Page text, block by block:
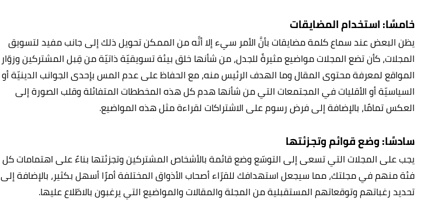
خامسًا: استخدام المضايقات
يظن البعض عند سماع كلمة مضايقات بأنَّ الأمر سيء إلا أنَّه من الممكن تحويل ذلك إلى جانب مفيد لتسويق
المجلات، كأن تضع المجلات مواضيع مثيرةً للجدل، من شأنها خلق بيئة تسويقيّة ذاتيّة من قِبل المشتركين وزوّار
المواقع لمعرفة محتوى المقال وما الهدف الرئيس منه، مع الحفاظ على عدم المس بإحدى الجوانب الدينيّة أو
السياسيّة أو الأقليات في المجتمعات التي من شأنها هدم كل هذه المخططات المتفائلة وقلب الصورة إلى
العكس تمامًا، بالإضافة إلى فرض رسوم على الاشتراكات لقراءة مثل هذه المواضيع.
سادسًا: وضع قوائم وتجزئتها
يجب على المجلات التي تسعى إلى التوسّع وضع قائمة بالأشخاص المشتركين وتجزئتها بناءً على اهتمامات كل
فئة منهم في مجلتك، مما سيجعل استهدافك للقرّاء أصحاب الأذواق المختلفة أمرًا أسهل بكثير، بالإضافة إلى
تحديد رغباتهم وتوقعاتهم المستقبلية من المجلة والمقالات والمواضيع التي يرغبون بالاطّلاع عليها.